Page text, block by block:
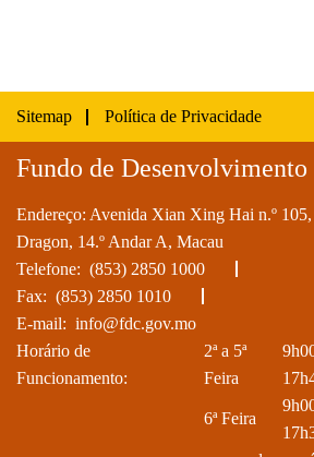
Sitemap Política de Privacidade
Fundo de
Endereço: Avenida Xian Xing Hai n.º
Dragon, 14.º Andar A, Macau
Telefone: (853) 2850 1000
Fax: (853) 2850 1010
E-mail: info@fdc.gov.mo
Horário de
Funcionamento:
2ª a 5ª
Feira
6ª Feira